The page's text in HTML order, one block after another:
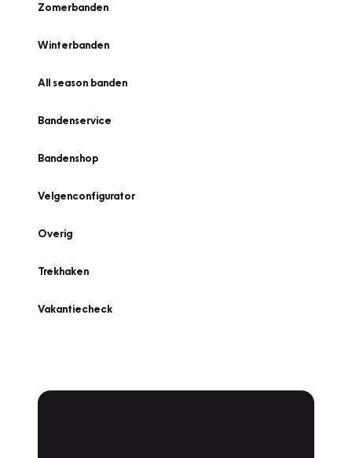
Zomerbanden
Winterbanden
All season banden
Bandenservice
Bandenshop
Velgenconfigurator
Overig
Trekhaken
Vakantiecheck